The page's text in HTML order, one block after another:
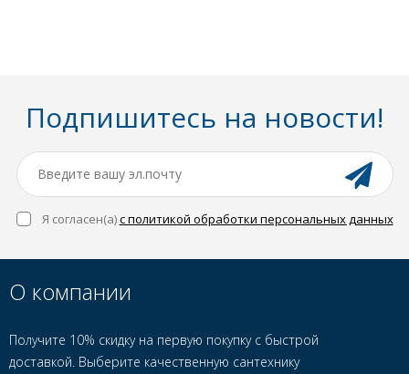
Подпишитесь на новости!
Я согласен(a)с политикой обработки персональных данных
О компании
Получите 10% скидку на первую покупку с быстрой
доставкой. Выберите качественную сантехнику